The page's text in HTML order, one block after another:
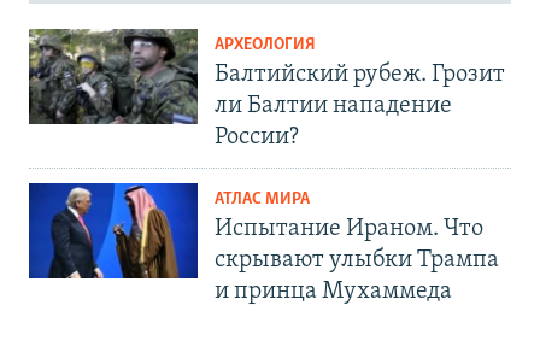
АРХЕОЛОГИЯ
Балтийский рубеж. Грозит
ли Балтии нападение
России?
АТЛАС МИРА
Испытание Ираном. Что
скрывают улыбки Трампа
и принца Мухаммеда